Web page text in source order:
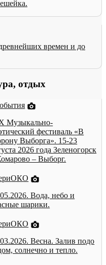
времен и до
отдых
Музыкально-
фестиваль «В
Выборга». 15-23
2026 года Зеленогорск
– Выборг.
Вода, небо и
шарики.
Весна. Залив подо
солнечно и тепло.